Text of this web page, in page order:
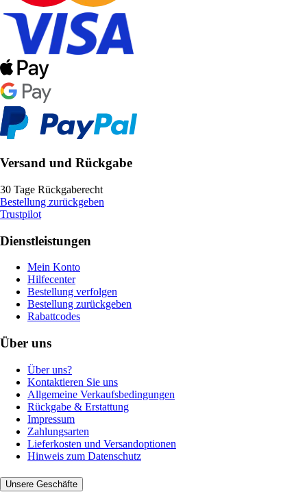
Versand und Rückgabe
30 Tage Rückgaberecht
Bestellung zurückgeben
Trustpilot
Dienstleistungen
Mein Konto
Hilfecenter
Bestellung verfolgen
Bestellung zurückgeben
Rabattcodes
Über uns
Über uns?
Kontaktieren Sie uns
Allgemeine Verkaufsbedingungen
Rückgabe & Erstattung
Impressum
Zahlungsarten
Lieferkosten und Versandoptionen
Hinweis zum Datenschutz
Unsere Geschäfte